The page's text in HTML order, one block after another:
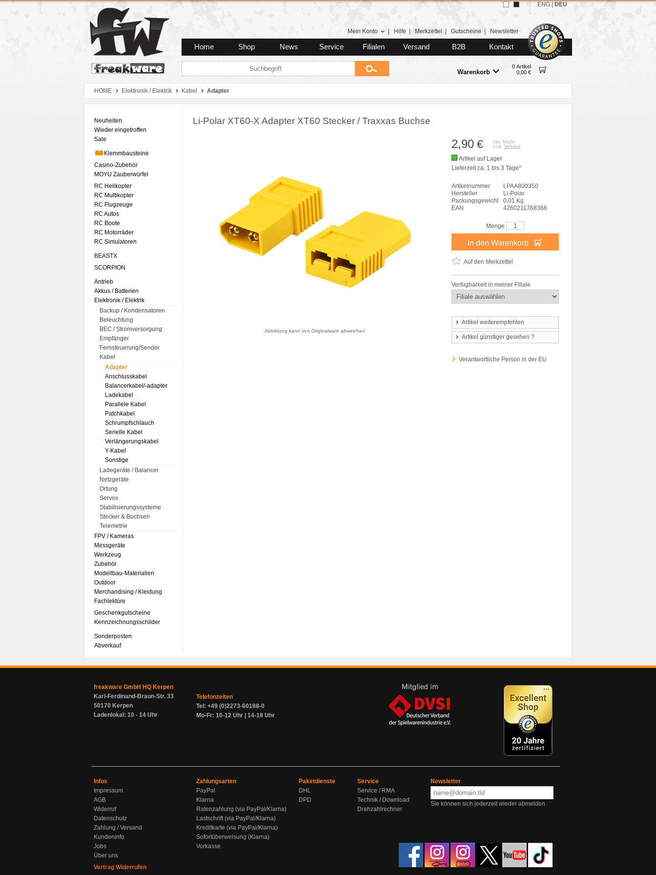
Zum Hauptmenue
Zum Seiteninhalt
Zum Warenkob
Mein Konto Hilfe Merkzettel Gutscheine Newsletter
Home Shop News Service Filialen Versand B2B Kontakt
Warenkorb
0 Artikel
0,00 €
ENG DEU
HOME Elektronik / Elektrik Kabel Adapter
Neuheiten
Wieder eingetroffen
Sale
Klemmbausteine
Casino-Zubehör
MOYU Zauberwürfel
RC Helikopter
RC Multikopter
RC Flugzeuge
RC Autos
RC Boote
RC Motorräder
RC Simulatoren
BEASTX
SCORPION
Antrieb
Akkus / Batterien
Elektronik / Elektrik
Backup / Kondensatoren
Beleuchtung
BEC / Stromversorgung
Empfänger
Fernsteuerung/Sender
Kabel
Adapter
Anschlusskabel
Balancerkabel/-adapter
Ladekabel
Parallele Kabel
Patchkabel
Schrumpfschlauch
Serielle Kabel
Verlängerungskabel
Y-Kabel
Sonstige
Ladegeräte / Balancer
Netzgeräte
Ortung
Servos
Stabilisierungssysteme
Stecker & Buchsen
Telemetrie
FPV / Kameras
Messgeräte
Werkzeug
Zubehör
Modellbau-Materialien
Outdoor
Merchandising / Kleidung
Fachlektüre
Geschenkgutscheine
Kennzeichnungsschilder
Sonderposten
Abverkauf
Li-Polar XT60-X Adapter XT60 Stecker / Traxxas Buchse
Abbildung kann von Originalware abweichen
2,90 €
inkl. MwSt.
zzgl. Versand
Artikel auf Lager
Lieferzeit ca. 1 bis 3 Tage*
Artikelnummer
LPAA800350
Hersteller
Li-Polar
Packungsgewicht
0,01 Kg
EAN
4260211768366
Menge
In den Warenkorb
Auf den Merkzettel
Verfügbarkeit in meiner Filiale
Artikel weiterempfehlen
Artikel günstiger gesehen ?
Verantwortliche Person in der EU
freakware GmbH HQ Kerpen
Karl-Ferdinand-Braun-Str. 33
50170 Kerpen
Ladenlokal: 10 - 14 Uhr
Telefonzeiten
Tel: +49 (0)2273-60188-0
Mo-Fr: 10-12 Uhr | 14-18 Uhr
Infos
Impressum
AGB
Widerruf
Datenschutz
Zahlung / Versand
Kundeninfo
Jobs
Über uns
Vertrag Widerrufen
Zahlungsarten
PayPal
Klarna
Ratenzahlung (via PayPal/Klarna)
Lastschrift (via PayPal/Klarna)
Kreditkarte (via PayPal/Klarna)
Sofortüberweisung (Klarna)
Vorkasse
Paketdienste
DHL
DPD
Service
Service / RMA
Technik / Download
Drehzahlrechner
Newsletter
Sie können sich jederzeit wieder abmelden.